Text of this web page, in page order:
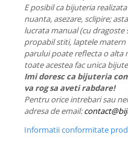
E posibil ca bijuteria
nuanta, asezare, sclipire;
lucrata manual (cu dragoste
propabil stiti, laptele matern
parului poate reflecta o alta
toate acestea fac unica
Imi doresc ca bijuteria
va rog sa aveti rabdare!
Pentru orice intrebari sau
adresa de email:
Informatii conformitate